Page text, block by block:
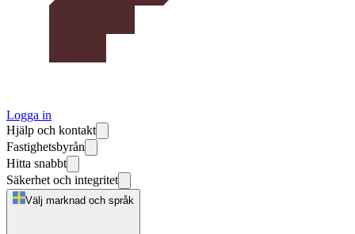
Logga in
Hjälp och kontakt
Fastighetsbyrån
Hitta snabbt
Säkerhet och integritet
Välj marknad och språk